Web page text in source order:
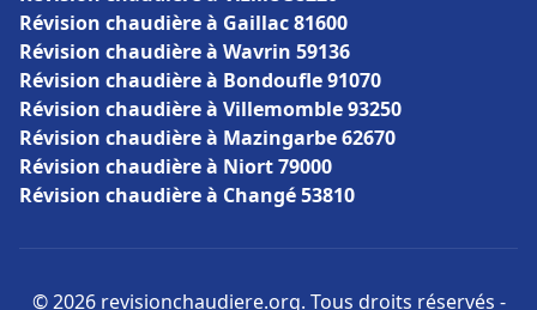
Révision chaudière à Gaillac 81600
Révision chaudière à Wavrin 59136
Révision chaudière à Bondoufle 91070
Révision chaudière à Villemomble 93250
Révision chaudière à Mazingarbe 62670
Révision chaudière à Niort 79000
Révision chaudière à Changé 53810
© 2026 revisionchaudiere.org. Tous droits réservés -